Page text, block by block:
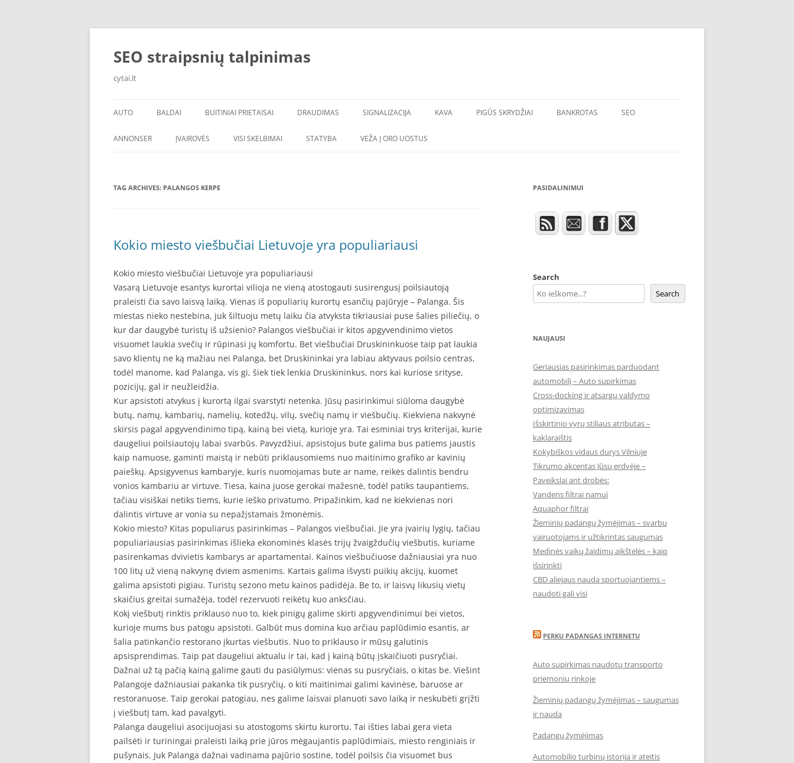
Skip
SEO straipsnių talpinimas
cytai.lt
AUTO
PADANGOS
BALDAI BUITINIAI PRIETAISAI DRAUDIMAS SIGNALIZACIJA KAVA PIGŪS SKRYDŽIAI BANKROTAS SEO
ANNONSER ĮVAIROVĖS VISI SKELBIMAI STATYBA VEŽA Į ORO UOSTUS
TAG ARCHIVES: PALANGOS KERPE
Kokio miesto viešbučiai Lietuvoje yra populiariausi
Kokio miesto viešbučiai Lietuvoje yra populiariausi
Vasarą Lietuvoje esantys kurortai vilioja ne vieną atostogauti susirengusį poilsiautoją
praleisti čia savo laisvą laiką. Vienas iš populiarių kurortų esančių pajūryje – Palanga. Šis
miestas nieko nestebina, juk šiltuoju metų laiku čia atvyksta tikriausiai puse šalies piliečių, o
kur dar daugybė turistų iš užsienio? Palangos viešbučiai ir kitos apgyvendinimo vietos
visuomet laukia svečių ir rūpinasi jų komfortu. Bet viešbučiai Druskininkuose taip pat laukia
savo klientų ne ką mažiau nei Palanga, bet Druskininkai yra labiau aktyvaus poilsio centras,
todėl manome, kad Palanga, vis gi, šiek tiek lenkia Druskininkus, nors kai kuriose srityse,
pozicijų, gal ir neužleidžia.
Kur apsistoti atvykus į kurortą ilgai svarstyti netenka. Jūsų pasirinkimui siūloma daugybė
butų, namų, kambarių, namelių, kotedžų, vilų, svečių namų ir viešbučių. Kiekviena nakvynė
skirsis pagal apgyvendinimo tipą, kainą bei vietą, kurioje yra. Tai esminiai trys kriterijai, kurie
daugeliui poilsiautojų labai svarbūs. Pavyzdžiui, apsistojus bute galima bus patiems jaustis
kaip namuose, gaminti maistą ir nebūti priklausomiems nuo maitinimo grafiko ar kavinių
paieškų. Apsigyvenus kambaryje, kuris nuomojamas bute ar name, reikės dalintis bendru
vonios kambariu ar virtuve. Tiesa, kaina juose gerokai mažesnė, todėl patiks taupantiems,
tačiau visiškai netiks tiems, kurie ieško privatumo. Pripažinkim, kad ne kiekvienas nori
dalintis virtuve ar vonia su nepažįstamais žmonėmis.
Kokio miesto? Kitas populiarus pasirinkimas – Palangos viešbučiai. Jie yra įvairių lygių, tačiau
populiariausias pasirinkimas išlieka ekonominės klasės trijų žvaigždučių viešbutis, kuriame
pasirenkamas dvivietis kambarys ar apartamentai. Kainos viešbučiuose dažniausiai yra nuo
100 litų už vieną nakvynę dviem asmenims. Kartais galima išvysti puikių akcijų, kuomet
galima apsistoti pigiau. Turistų sezono metu kainos padidėja. Be to, ir laisvų likusių vietų
skaičius greitai sumažėja, todėl rezervuoti reikėtų kuo anksčiau.
Kokį viešbutį rinktis priklauso nuo to, kiek pinigų galime skirti apgyvendinimui bei vietos,
kurioje mums bus patogu apsistoti. Galbūt mus domina kuo arčiau paplūdimio esantis, ar
šalia patinkančio restorano įkurtas viešbutis. Nuo to priklauso ir mūsų galutinis
apsisprendimas. Taip pat daugeliui aktualu ir tai, kad į kainą būtų įskaičiuoti pusryčiai.
Dažnai už tą pačią kainą galime gauti du pasiūlymus: vienas su pusryčiais, o kitas be. Viešint
Palangoje dažniausiai pakanka tik pusryčių, o kiti maitinimai galimi kavinėse, baruose ar
restoranuose. Taip gerokai patogiau, nes galime laisvai planuoti savo laiką ir neskubėti grįžti
į viešbutį tam, kad pavalgyti.
Palanga daugeliui asocijuojasi su atostogoms skirtu kurortu. Tai išties labai gera vieta
pailsėti ir turiningai praleisti laiką prie jūros mėgaujantis paplūdimiais, miesto renginiais ir
pušynais. Juk Palanga dažnai vadinama pajūrio sostine, todėl poilsis čia visuomet bus
PASIDALINIMUI
Search
Search
NAUJAUSI
Geriausias pasirinkimas parduodant
automobilį – Auto supirkimas
Cross-docking ir atsargų valdymo
optimizavimas
Išskirtinio vyrų stiliaus atributas –
kaklaraištis
Kokybiškos vidaus durys Vilniuje
Tikrumo akcentas Jūsų erdvėje –
Paveikslai ant drobės:
Vandens filtrai namui
Aquaphor filtrai
Žieminių padangų žymėjimas – svarbu
vairuotojams ir užtikrintas saugumas
Medinės vaikų žaidimų aikštelės – kaip
išsirinkti
CBD aliejaus nauda sportuojantiems –
naudoti gali visi
PERKU PADANGAS INTERNETU
Auto supirkimas naudotų transporto
priemonių rinkoje
Žieminių padangų žymėjimas – saugumas
ir nauda
Padangų žymėjimas
Automobilio turbinų istorija ir ateitis